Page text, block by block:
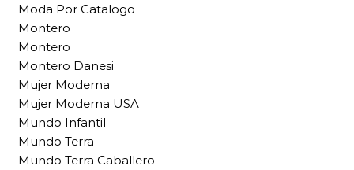
Moda Por Catalogo
Montero
Montero
Montero Danesi
Mujer Moderna
Mujer Moderna USA
Mundo Infantil
Mundo Terra
Mundo Terra Caballero